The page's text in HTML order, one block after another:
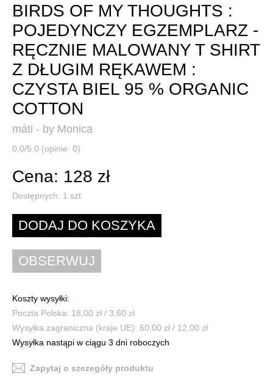
BIRDS OF MY THOUGHTS :
POJEDYNCZY EGZEMPLARZ -
RĘCZNIE MALOWANY T SHIRT
Z DŁUGIM RĘKAWEM :
CZYSTA BIEL 95 % ORGANIC
COTTON
máti - by Monica
0,0/5,0 (opinie: 0)
Cena: 128 zł
Dostępnych: 1 szt.
Koszty wysyłki:
Poczta Polska: 18,00 zł / 3,60 zł
Wysyłka zagraniczna (kraje UE): 60,00 zł / 12,00 zł
Wysyłka nastąpi w ciągu 3 dni roboczych
Zapytaj o szczegóły produktu